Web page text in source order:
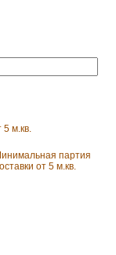
5 м.кв.
партия
от 5 м.кв.